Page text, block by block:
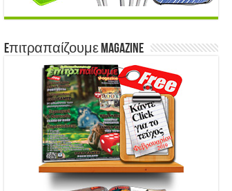
Eπιτραπαίζουμε Magazine